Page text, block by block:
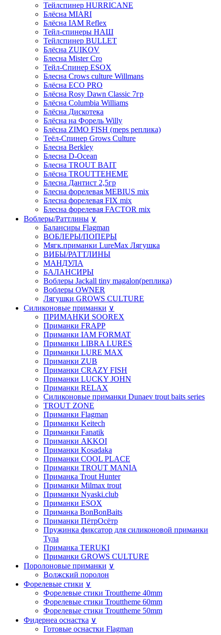
Тейлспинер HURRICANE
Блёсна MIARI
Блёсна IAM Reflex
Тейл-спинеры НАШ
Тейлспинер BULLET
Блёсна ZUIKOV
Блесна Mister Cro
Тейл-Спинер ESOX
Блесна Crows culture Willmans
Блёсна ECO PRO
Блёсна Rosy Dawn Classic 7гр
Блёсна Columbia Williams
Блёсна Дискотека
Блёсна на Форель Willy
Блёсна ZIMO FISH (meps реплика)
Теёл-Спинер Grows Culture
Блесна Berkley
Блесна D-Ocean
Блесна TROUT BAIT
Блёсна TROUTTEHEME
Блесна Дантист 2,5гр
Блесна форелевая MEBIUS mix
Блесна форелевая FIX mix
Блесна форелевая FACTOR mix
Воблеры/Раттлины ∨
Балансиры Flagman
ВОБЛЕРЫ/ПОПЕРЫ
Мягк.приманки LureMax Лягушка
ВИБЫ/РАТТЛИНЫ
МАНДУЛА
БАЛАНСИРЫ
Воблеры Jackall tiny magalon(реплика)
Воблеры OWNER
Лягушки GROWS CULTURE
Силиконовые приманки ∨
ПРИМАНКИ SOOREX
Приманки FRAPP
Приманки IAM FORMAT
Приманки LIBRA LURES
Приманки LURE MAX
Приманки ZUB
Приманки CRAZY FISH
Приманки LUCKY JOHN
Приманки RELAX
Силиконовые приманки Dunaev trout baits series
TROUT ZONE
Приманки Flagman
Приманки Keitech
Приманки Fanatik
Приманки AKKOI
Приманки Kosadaka
Приманки COOL PLACE
Приманки TROUT MANIA
Приманка Trout Hunter
Приманки Milmax trout
Приманки Nyaski.club
Приманки ESOX
Приманка BonBonBaits
Приманки ПётрОсётр
Пружинка фиксатор для силиконовой приманки
Тула
Приманка TERUKI
Приманки GROWS CULTURE
Поролоновые приманки ∨
Волжский поролон
Форелевые стики ∨
Форелевые стики Trouttheme 40mm
Форелевые стики Trouttheme 60mm
Форелевые стики Trouttheme 50mm
Фидернеа оснастка ∨
Готовые оснастки Flagman